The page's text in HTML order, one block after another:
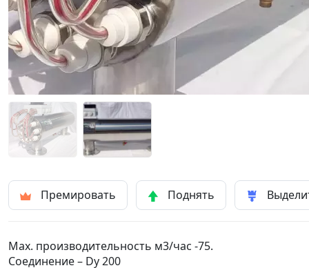
Премировать Поднять
Max. производительность м3/час -75.
Соединение – Dy 200